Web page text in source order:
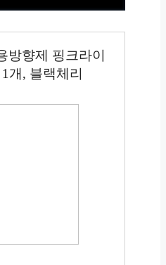
방향제 핑크라이
개, 블랙체리